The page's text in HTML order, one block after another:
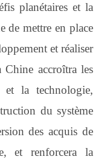
planétaires et la
de mettre en place
et réaliser
accroîtra les
et la technologie,
du système
des acquis de
et renforcera la